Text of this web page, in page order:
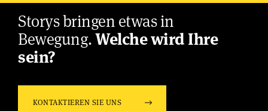
Storys bringen etwas in
Bewegung.Welche wird Ihre
sein?
KONTAKTIEREN SIE UNS